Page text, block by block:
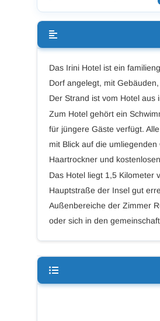
Das Irini Hotel ist ein
Dorf angelegt, mit
Der Strand ist vom Hotel
Zum Hotel gehört ein
für jüngere Gäste verfügt.
mit Blick auf die
Haartrockner und
Das Hotel liegt 1,5 Kilometer
Hauptstraße der Insel gut
Außenbereiche der Zimmer
oder sich in den